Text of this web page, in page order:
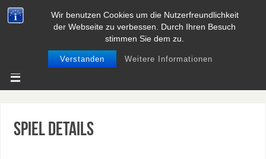
Wir benutzen Cookies um die Nutzerfreundlichkeit
der Webseite zu verbessen. Durch Ihren Besuch
stimmen Sie dem zu.
Verstanden Weitere Informationen
BASEBALL UND SOFTBALL IN
NIEDERSACHSEN
Spiel Details